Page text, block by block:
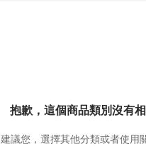
抱歉，這個商品類別沒有
建議您，選擇其他分類或者使用